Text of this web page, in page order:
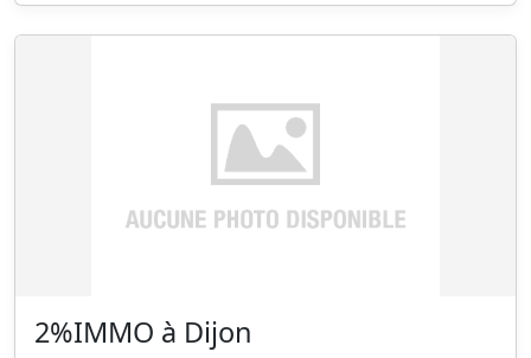
2%IMMO à Dijon